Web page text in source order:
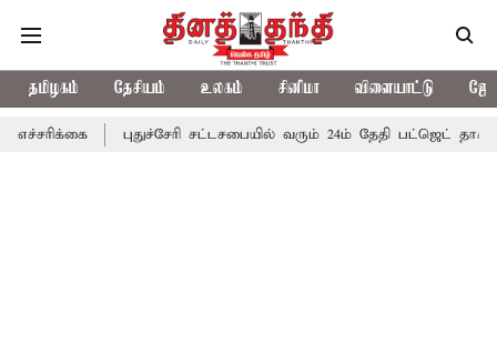
தமிழகம் தேசியம் உலகம் சினிமா விளையாட்டு
புதுச்சேரி சட்டசபையில் வரும் 24ம் தேதி பட்ஜெட் தாக்கல்